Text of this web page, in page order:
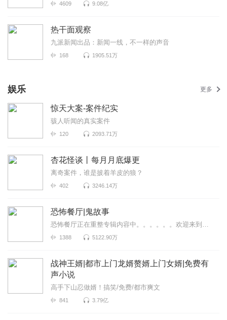
4609 9.08亿
热干面观察
九派新闻出品：新闻一线，不一样的声音
168 1905.51万
娱乐 更多
惊天大案-案件纪实
骇人听闻的真实案件
120 2093.71万
杏花怪谈丨每月月底爆更
离奇案件，谁是披着羊皮的狼？
402 3246.14万
恐怖餐厅|鬼故事
恐怖餐厅正在重整专辑内容中。。。。。。欢迎来到恐怖餐厅，来品尝不一样的味道~
1388 5122.90万
战神王婿|都市上门龙婿赘婿上门女婿|免费有
声小说
高手下山忍做婿！搞笑/免费/都市爽文
841 3.79亿